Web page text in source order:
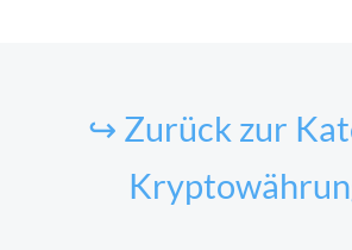
↪ Zurück zur